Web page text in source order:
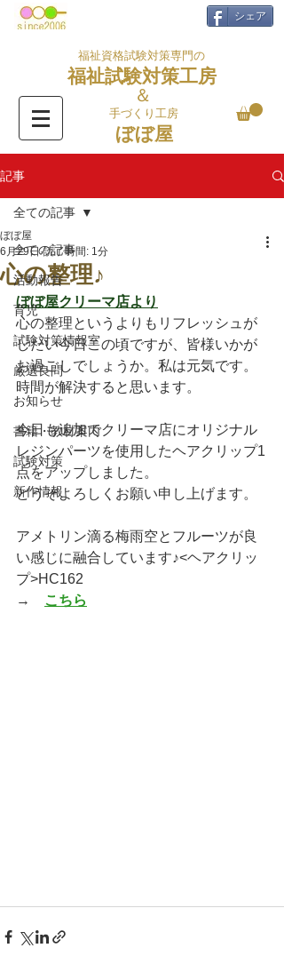
シェア
福祉資格試験対策専門の
福祉試験対策工房
＆
手づくり工房
ぼぼ屋
記事
全ての記事
活動報告
育児
試験対策情報室
厳選良問
お知らせ
書籍・教材案内
試験対策
新作情報
全ての記事
心の整理♪
ぼぼ屋
6月29日 読了時間: 1分
ぼぼ屋クリーマ店より
心の整理というよりもリフレッシュが
したい今日この頃ですが、皆様いかが
お過ごしでしょうか。私は元気です。
時間が解決すると思います。
今日も追加でクリーマ店にオリジナル
レジンパーツを使用したヘアクリップ1
点をアップしました。
どうぞよろしくお願い申し上げます。
アメトリン滴る梅雨空とフルーツが良
い感じに融合しています♪<ヘアクリッ
プ>HC162
→
こちら